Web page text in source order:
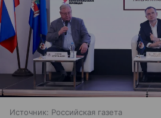
Источник: Российская газета